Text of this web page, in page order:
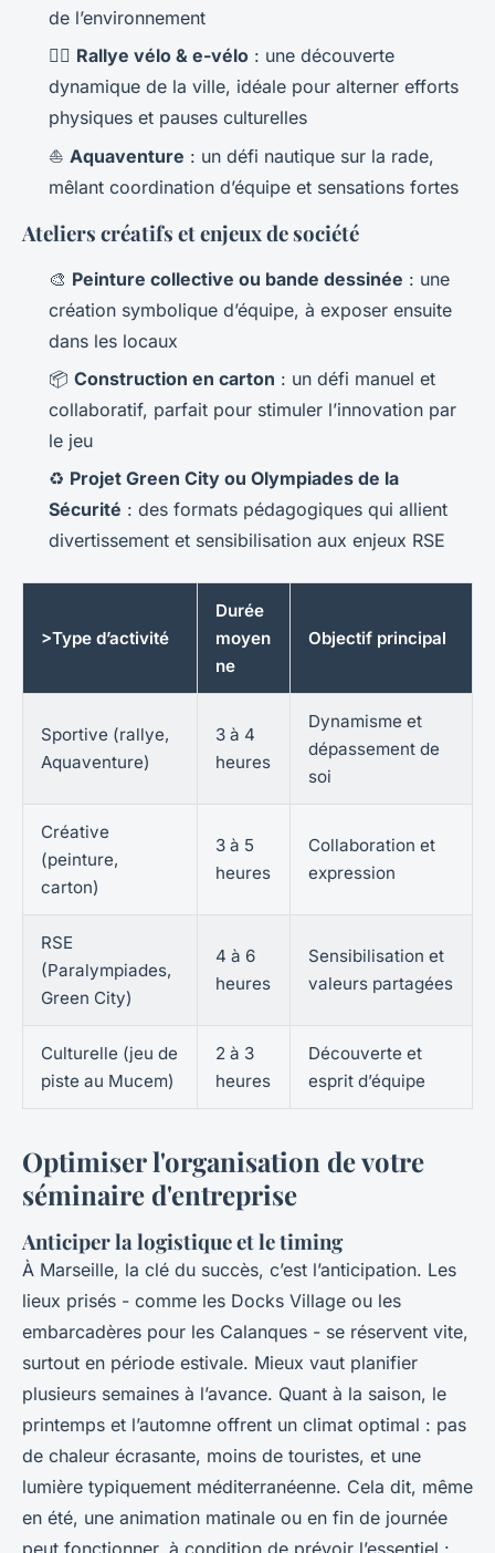
de l’environnement
🚴‍♂️ Rallye vélo & e-vélo : une découverte
dynamique de la ville, idéale pour alterner efforts
physiques et pauses culturelles
⛵ Aquaventure : un défi nautique sur la rade,
mêlant coordination d’équipe et sensations fortes
Ateliers créatifs et enjeux de société
🎨 Peinture collective ou bande dessinée : une
création symbolique d’équipe, à exposer ensuite
dans les locaux
📦 Construction en carton : un défi manuel et
collaboratif, parfait pour stimuler l’innovation par
le jeu
♻️ Projet Green City ou Olympiades de la
Sécurité : des formats pédagogiques qui allient
divertissement et sensibilisation aux enjeux RSE
>Type d’activité
Durée
moyen
ne
Objectif principal
Sportive (rallye,
Aquaventure)
3 à 4
heures
Dynamisme et
dépassement de
soi
Créative
(peinture,
carton)
3 à 5
heures
Collaboration et
expression
RSE
(Paralympiades,
Green City)
4 à 6
heures
Sensibilisation et
valeurs partagées
Culturelle (jeu de
piste au Mucem)
2 à 3
heures
Découverte et
esprit d’équipe
Optimiser l'organisation de votre
séminaire d'entreprise
Anticiper la logistique et le timing
À Marseille, la clé du succès, c’est l’anticipation. Les
lieux prisés - comme les Docks Village ou les
embarcadères pour les Calanques - se réservent vite,
surtout en période estivale. Mieux vaut planifier
plusieurs semaines à l’avance. Quant à la saison, le
printemps et l’automne offrent un climat optimal : pas
de chaleur écrasante, moins de touristes, et une
lumière typiquement méditerranéenne. Cela dit, même
en été, une animation matinale ou en fin de journée